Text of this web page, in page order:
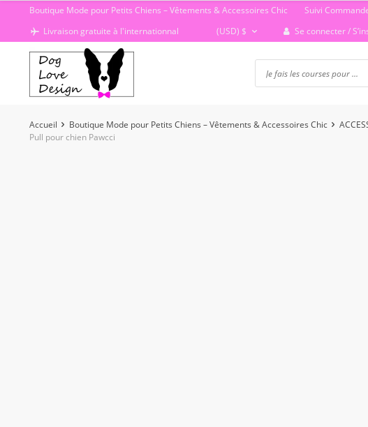
contenu
Boutique Mode pour Petits Chiens – Vêtements & Accessoires Chic Suivi
Livraison gratuite à l'internationnal
(USD) $ Se connecter /
Accueil Boutique Mode pour Petits Chiens – Vêtements & Accessoires Chic
Pull pour chien Pawcci